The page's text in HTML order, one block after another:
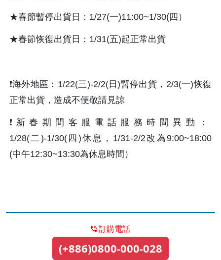
★春節暫停出貨日：1/27(一)11:00~1/30(四）
★春節恢復出貨日：1/31(五)起正常出貨
❗️海外地區：1/22(三)-2/2(日)暫停出貨，2/3(一)恢復
正常出貨，造成不便敬請見諒
❗️新春期間客服電話服務時間異動：
1/28(二)-1/30(四)休息，1/31-2/2改為9:00~18:00
(中午12:30~13:30為休息時間）
訂購電話
(+886)0800-000-028